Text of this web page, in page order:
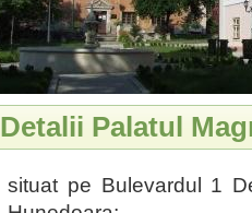
Detalii Palatul
situat pe Bulevardul 1